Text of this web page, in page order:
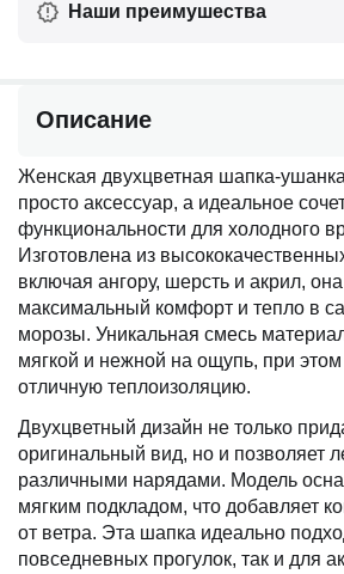
Наши преимушества
Описание
Женская двухцветная шапка-
просто аксессуар, а идеальное
функциональности для холодного
Изготовлена из
включая ангору, шерсть и акрил,
максимальный комфорт и тепло в
морозы. Уникальная смесь
мягкой и нежной на ощупь, при
отличную теплоизоляцию.
Двухцветный дизайн не только
оригинальный вид, но и позволяет
различными нарядами. Модель
мягким подкладом, что добавляет
от ветра. Эта шапка идеально
повседневных прогулок, так и для